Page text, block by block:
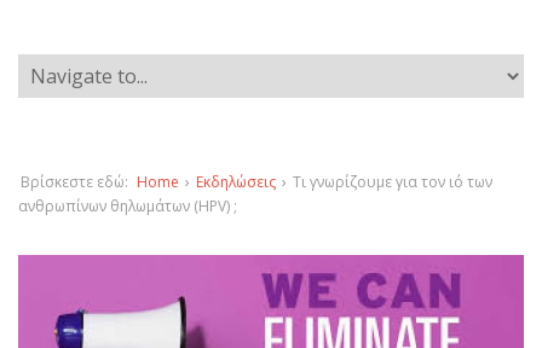
Βρίσκεστε εδώ: Home › Εκδηλώσεις › Τι γνωρίζουμε για τον ιό των
ανθρωπίνων θηλωμάτων (HPV) ;